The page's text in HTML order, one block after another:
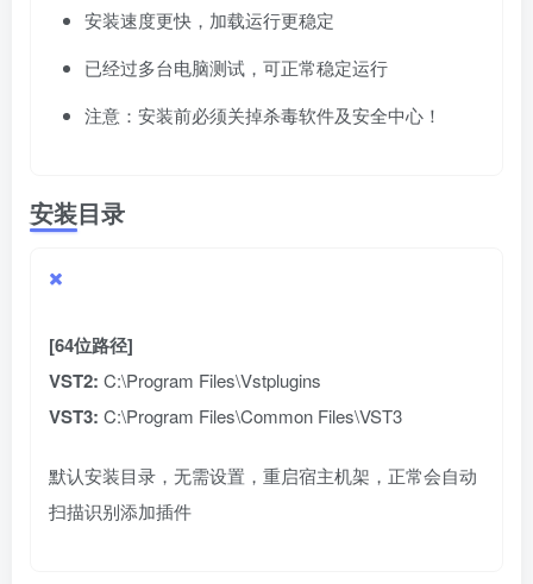
安装速度更快，加载运行更稳定
已经过多台电脑测试，可正常稳定运行
注意：安装前必须关掉杀毒软件及安全中心！
安装目录
[64位路径]
VST2: C:\Program Files\Vstplugins
VST3: C:\Program Files\Common Files\VST3
默认安装目录，无需设置，重启宿主机架，正常会自动
扫描识别添加插件